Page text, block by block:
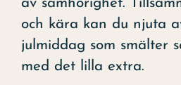
och kära kan du njuta
julmiddag som smälter
med det lilla extra.